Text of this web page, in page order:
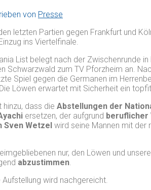
von Presse
letzten Partien gegen Frankfurt und
ins Viertelfinale.
List belegt nach der Zwischenrunde
Schwarzwald zum TV Pforzheim an.
Spiel gegen die Germanen im
Löwen erwartet mit Sicherheit ein
dass die Abstellungen der
ersetzen, der aufgrund beruflicher
Sven Wetzel wird seine Mannen mit der
nur, den Löwen und
abzustimmen
wird nachgereicht.